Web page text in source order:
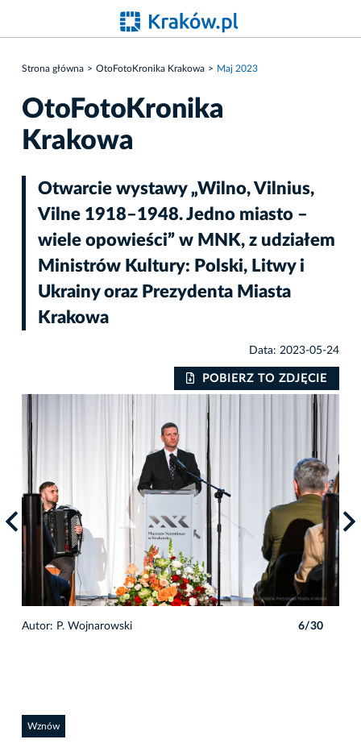
Strona główna OtoFotoKronika Krakowa Maj 2023
OtoFotoKronika
Krakowa
Otwarcie wystawy „Wilno, Vilnius,
Vilne 1918–1948. Jedno miasto –
wiele opowieści” w MNK, z udziałem
Ministrów Kultury: Polski, Litwy i
Ukrainy oraz Prezydenta Miasta
Krakowa
Data: 2023-05-24
POBIERZ TO ZDJĘCIE
Autor: P. Wojnarowski 6/30
Wznów